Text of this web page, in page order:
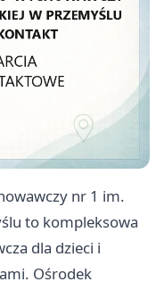
nr 1 im.
to kompleksowa
dla dzieci i
Ośrodek